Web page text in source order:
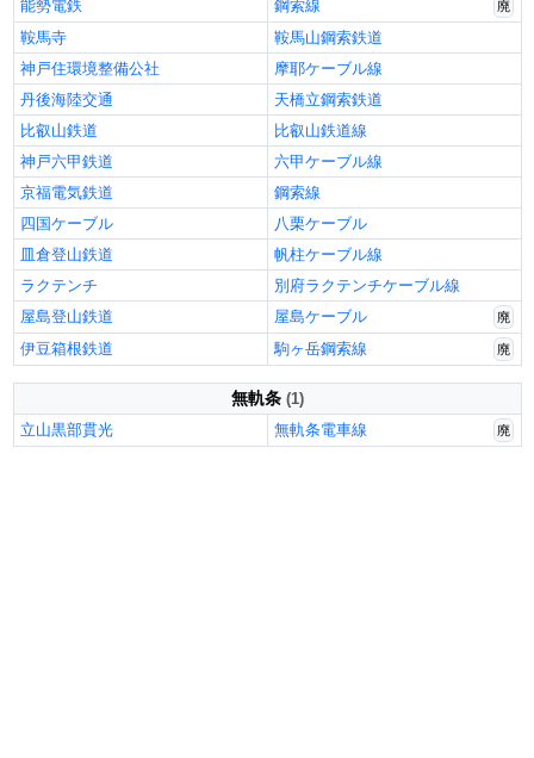
能勢電鉄
鋼索線 廃
鞍馬寺
鞍馬山鋼索鉄道
神戸住環境整備公社
摩耶ケーブル線
丹後海陸交通
天橋立鋼索鉄道
比叡山鉄道
比叡山鉄道線
神戸六甲鉄道
六甲ケーブル線
京福電気鉄道
鋼索線
四国ケーブル
八栗ケーブル
皿倉登山鉄道
帆柱ケーブル線
ラクテンチ
別府ラクテンチケーブル線
屋島登山鉄道
屋島ケーブル 廃
伊豆箱根鉄道 駒ヶ岳鋼索線 廃
無軌条 (1)
立山黒部貫光 無軌条電車線 廃